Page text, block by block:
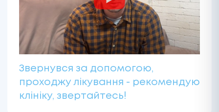
Звернувся за допомогою,
проходжу лікування - рекомендую
клініку, звертайтесь!